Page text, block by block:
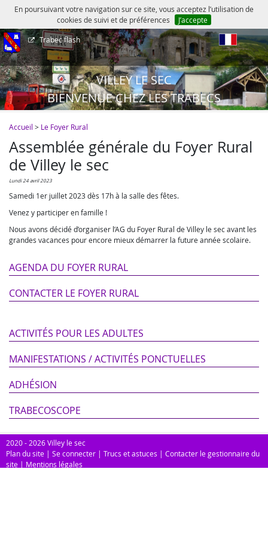
En poursuivant votre navigation sur ce site, vous acceptez l’utilisation de
cookies de suivi et de préférences
J’accepte
Trabec flash
VILLEY LE SEC
BIENVENUE CHEZ LES TRABECS
Accueil > Le Foyer Rural
Assemblée générale du Foyer Rural
de Villey le sec
lundi 24 avril 2023
Samedi 1er juillet 2023 dès 17h à la salle des fêtes.
Venez y participer en famille !
Nous avons décidé d’organiser l’AG du Foyer Rural de Villey le sec avant les
grandes vacances pour encore mieux démarrer la future année scolaire.
AGENDA DU FOYER RURAL
CONTACTER LE FOYER RURAL
ACTIVITÉS POUR LES ADULTES
MANIFESTATIONS / ACTIVITÉS PONCTUELLES
ADHÉSION
TRABECOSCOPE
2020 - 2026 Villey le sec
Plan du site | Se connecter | Trucs et astuces | Contacter le gestionnaire du
site | Mentions légales